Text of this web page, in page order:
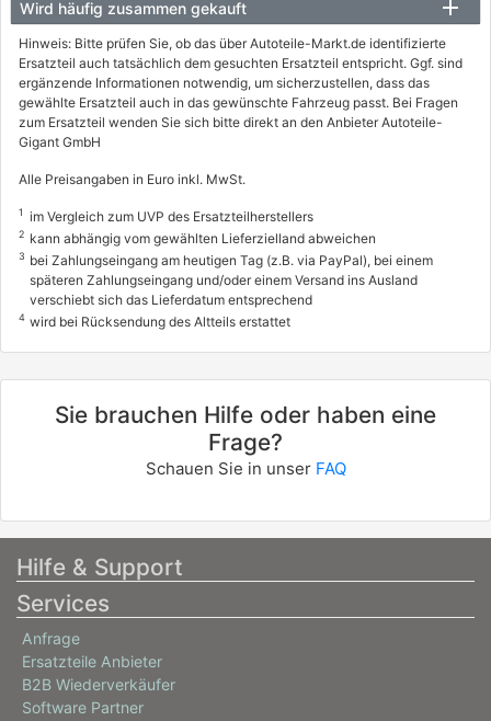
2.0 D 4WD
93 / 126
10/2006 - 12/2009
CAPTIVA (C100, C140)
2.0 D 4WD
110 / 150
10/2006 - heute
0035AFX
OPEL
ANTARA A (L07)
2.0 CDTI 4x4
110 / 150
Wird häufig zusammen gekauft
Hinweis: Bitte prüfen Sie, ob das über Autoteile-Markt.de identifizierte
Ersatzteil auch tatsächlich dem gesuchten Ersatzteil entspricht. Ggf. sind
ergänzende Informationen notwendig, um sicherzustellen, dass das
gewählte Ersatzteil auch in das gewünschte Fahrzeug passt. Bei Fragen
zum Ersatzteil wenden Sie sich bitte direkt an den Anbieter Autoteile-
Gigant GmbH
Alle Preisangaben in Euro inkl. MwSt.
1 im Vergleich zum UVP des Ersatzteilherstellers
2 kann abhängig vom gewählten Lieferzielland abweichen
3 bei Zahlungseingang am heutigen Tag (z.B. via PayPal), bei einem
späteren Zahlungseingang und/oder einem Versand ins Ausland
verschiebt sich das Lieferdatum entsprechend
4 wird bei Rücksendung des Altteils erstattet
Sie brauchen Hilfe oder haben eine
Frage?
Schauen Sie in unser FAQ
Hilfe & Support
Services
Anfrage
Ersatzteile Anbieter
B2B Wiederverkäufer
Software Partner